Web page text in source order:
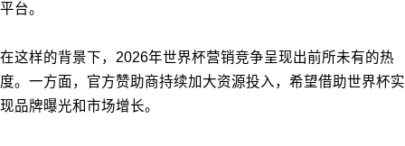
平台。
在这样的背景下，2026年世界杯营销竞争呈现出前所未有的热
度。一方面，官方赞助商持续加大资源投入，希望借助世界杯实
现品牌曝光和市场增长。